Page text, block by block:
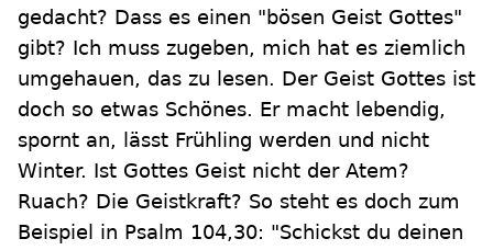
gedacht? Dass es einen "bösen Geist Gottes"
gibt? Ich muss zugeben, mich hat es ziemlich
umgehauen, das zu lesen. Der Geist Gottes ist
doch so etwas Schönes. Er macht lebendig,
spornt an, lässt Frühling werden und nicht
Winter. Ist Gottes Geist nicht der Atem?
Ruach? Die Geistkraft? So steht es doch zum
Beispiel in Psalm 104,30: "Schickst du deinen